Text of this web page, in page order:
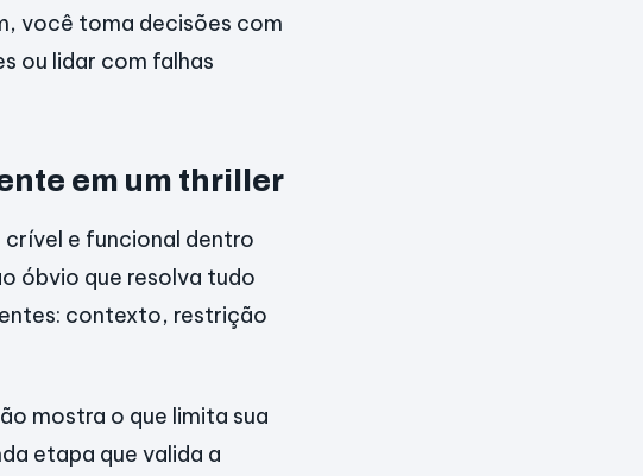
você toma decisões com
ou lidar com falhas
em um thriller
e funcional dentro
óbvio que resolva tudo
contexto, restrição
mostra o que limita sua
etapa que valida a